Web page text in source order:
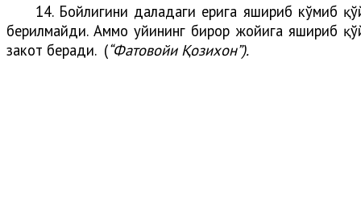
14. Бойлигини даладаги ерига яшириб кўмиб
берилмайди. Аммо уйининг бирор жойига яшириб
закот беради. (“Фатовойи Қозихон”).